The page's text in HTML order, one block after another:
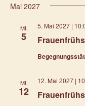
Mai 2027
MI.
5
5. Mai 2027 |
MI.
12
12. Mai 2027 |